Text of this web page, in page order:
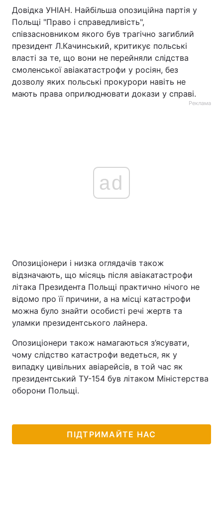
Довідка УНІАН. Найбільша опозиційна партія у
Польщі "Право і справедливість",
співзасновником якого був трагічно загиблий
президент Л.Качинський, критикує польські
власті за те, що вони не перейняли слідства
смоленської авіакатастрофи у росіян, без
дозволу яких польські прокурори навіть не
мають права оприлюднювати докази у справі.
Реклама
ad
Опозиціонери і низка оглядачів також
відзначають, що місяць після авіакатастрофи
літака Президента Польщі практично нічого не
відомо про її причини, а на місці катастрофи
можна було знайти особисті речі жертв та
уламки президентського лайнера.
Опозиціонери також намагаються з’ясувати,
чому слідство катастрофи ведеться, як у
випадку цивільних авіарейсів, в той час як
президентський ТУ-154 був літаком Міністерства
оборони Польщі.
ПІДТРИМАЙТЕ НАС